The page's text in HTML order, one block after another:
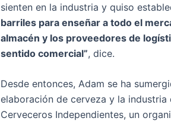
sienten en la industria y quiso
barriles para enseñar a todo el
almacén y los proveedores de
sentido comercial”, dice.
Desde entonces, Adam se ha
elaboración de cerveza y la
Cerveceros Independientes, un